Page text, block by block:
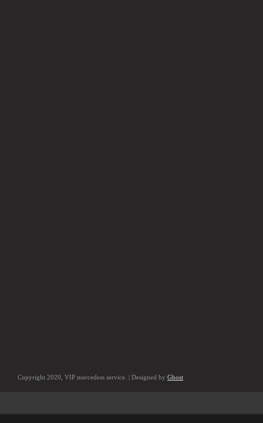
Copyright 2020, VIP mercedess service. | Designed by Ghost